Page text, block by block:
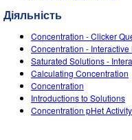
Фізика
Математика
Хімія
Вивчення Землі
Біологія
About Studio
Customizable Sims
Start a Free Trial
Purchase a License
ВИКЛАДАННЯ
Знайди за
Поділіться своїми
Activity Contribution
Virtual Workshops
ДОСЛІДЖЕННЯ
ІНІЦІАТИВИ
Інклюзія
PhET Global
УВІЙТИ / РЕЄСТРАІЦЯ
Діяльність
Concentration - Clicker
Concentration -
Saturated Solutions -
Calculating Concentration
Concentration
Introductions to Solutions
Concentration pHet Activity